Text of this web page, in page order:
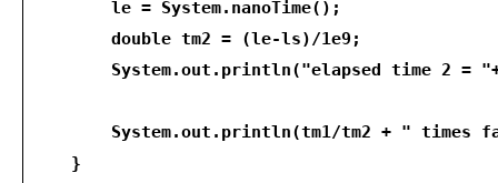
le = System.nanoTime();
double tm2 = (le-ls)/1e9;
System.out.println("elapsed time 2 =
System.out.println(tm1/tm2 + " times
}